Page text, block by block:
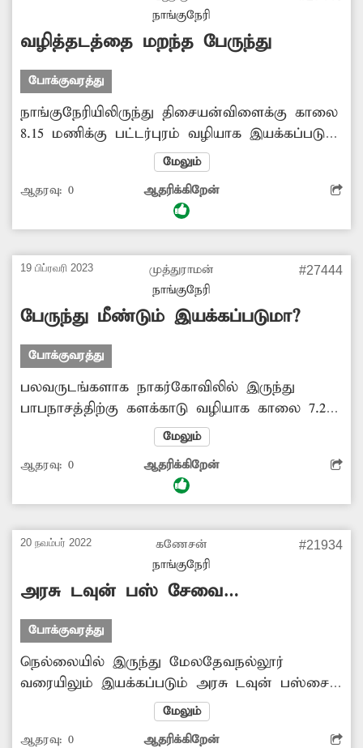
நாங்குநேரி
வழித்தடத்தை மறந்த பேருந்து
போக்குவரத்து
நாங்குநேரியிலிருந்து திசையன்விளைக்கு காலை
8.15 மணிக்கு பட்டர்புரம் வழியாக இயக்கப்படும்
பேருந்து பலநாட்கள் பட்டர்புரம் வழியாக
செல்லாமலும், மேலும் அனுமதிக்கப்பட்ட
நேரத்திற்கு முன்னதாக 8 மணிக்கே புறப்பட்டும்
நேரத்திற்கு செல்ல முடியாமல்
சிரமப்படுகிறார்கள். குறித்த நேரத்திலும்
அனுமதிக்கப்பட்ட வழித்தடத்திலும் பேருந்தை
இயக்கிட போக்குவரத்து நிர்வாகம் நடவடிக்கை
எடுக்க கேட்டுக்கொள்கிறேன்.
மேலும்
ஆதரவு: 0 ஆதரிக்கிறேன்
19 பிப்ரவரி 2023
முத்துராமன்
நாங்குநேரி
#27444
பேருந்து மீண்டும் இயக்கப்படுமா?
போக்குவரத்து
பலவருடங்களாக நாகர்கோவிலில் இருந்து
பாபநாசத்திற்கு களக்காடு வழியாக காலை 7.25-
மணிக்கு இயக்கப்பட்டு வந்த தடம் எண்-567-பி
பேருந்து தற்போது நிறுத்தப்பட்டுள்ளது.
இதனால் காலை நேரத்தில் களக்காடு
சுற்றுவட்டார பகுதிகளில் இருந்து இந்தப்
ரெயில் மூலம் நெல்லைக்கு செல்லும் ஐ.டி.ஐ.,
மற்றும் கல்லூரி மாணவர்கள் மற்றும்
வேலைக்கு செல்வோர் குறிப்பிட்ட நேரத்திற்கு
செல்லமுடியாமல் மிகுந்த சிரமப்படுகிறாா்கள்.
போக்குவரத்து அதிகாரிகள் நடவடிக்கை எடுக்க
கேட்டுக்கொள்கிறேன்.
மேலும்
ஆதரவு: 0 ஆதரிக்கிறேன்
20 நவம்பர் 2022
கணேசன்
நாங்குநேரி
#21934
அரசு டவுன் பஸ் சேவை
நீட்டிக்கப்படுமா?
போக்குவரத்து
நெல்லையில் இருந்து மேலதேவநல்லூர்
வரையிலும் இயக்கப்படும் அரசு டவுன் பஸ்சை
பத்மனேரி பாலம் வரையிலும் நீட்டித்து
இயக்கினால் ஏராளமான மாணவ-மாணவிகள்,
மேலும்
ஆதரவு: 0 ஆதரிக்கிறேன்